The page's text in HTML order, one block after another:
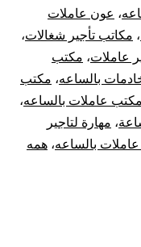
، عون عاملات
، مكاتب تأجير شغالات،
عاملات، مكتب
بالساعه، مكتب
مكتب عاملات بالساعه،
، مهارة لتاجير
بالساعه، همه